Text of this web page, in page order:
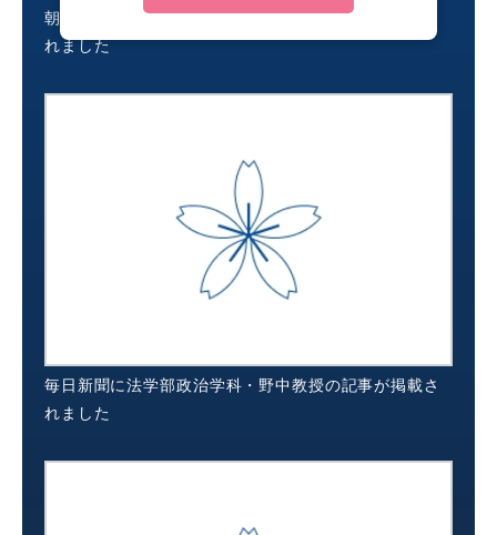
朝日新聞に法学部政治学科・野中教授の記事が掲載さ
れました
毎日新聞に法学部政治学科・野中教授の記事が掲載さ
れました